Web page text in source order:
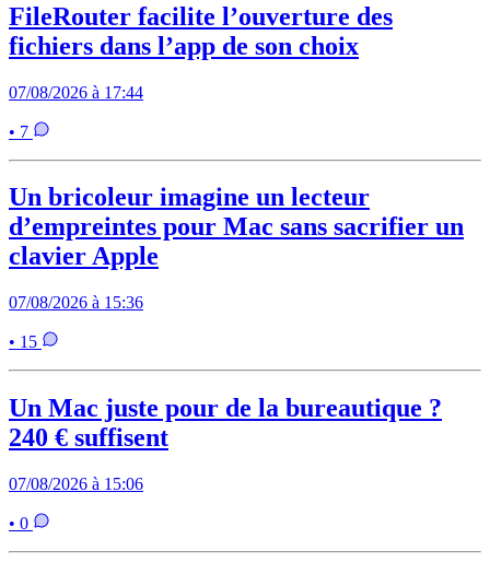
FileRouter facilite l’ouverture des
fichiers dans l’app de son choix
07/08/2026 à 17:44
• 7
Un bricoleur imagine un lecteur
d’empreintes pour Mac sans sacrifier un
clavier Apple
07/08/2026 à 15:36
• 15
Un Mac juste pour de la bureautique ?
240 € suffisent
07/08/2026 à 15:06
• 0